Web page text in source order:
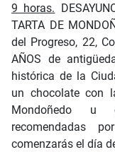
9 horas.
TARTA DE
del Progreso, 22,
AÑOS de
histórica de la
un chocolate con
Mondoñedo u
recomendadas
comenzarás el día